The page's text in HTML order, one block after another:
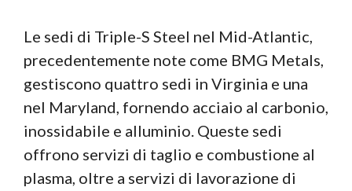
Le sedi di Triple-S Steel nel Mid-Atlantic,
precedentemente note come BMG Metals,
gestiscono quattro sedi in Virginia e una
nel Maryland, fornendo acciaio al carbonio,
inossidabile e alluminio. Queste sedi
offrono servizi di taglio e combustione al
plasma, oltre a servizi di lavorazione di